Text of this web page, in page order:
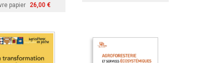
papier 26,00 €